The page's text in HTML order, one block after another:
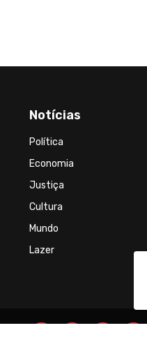
Notícias
Política
Economia
Justiça
Cultura
Mundo
Lazer